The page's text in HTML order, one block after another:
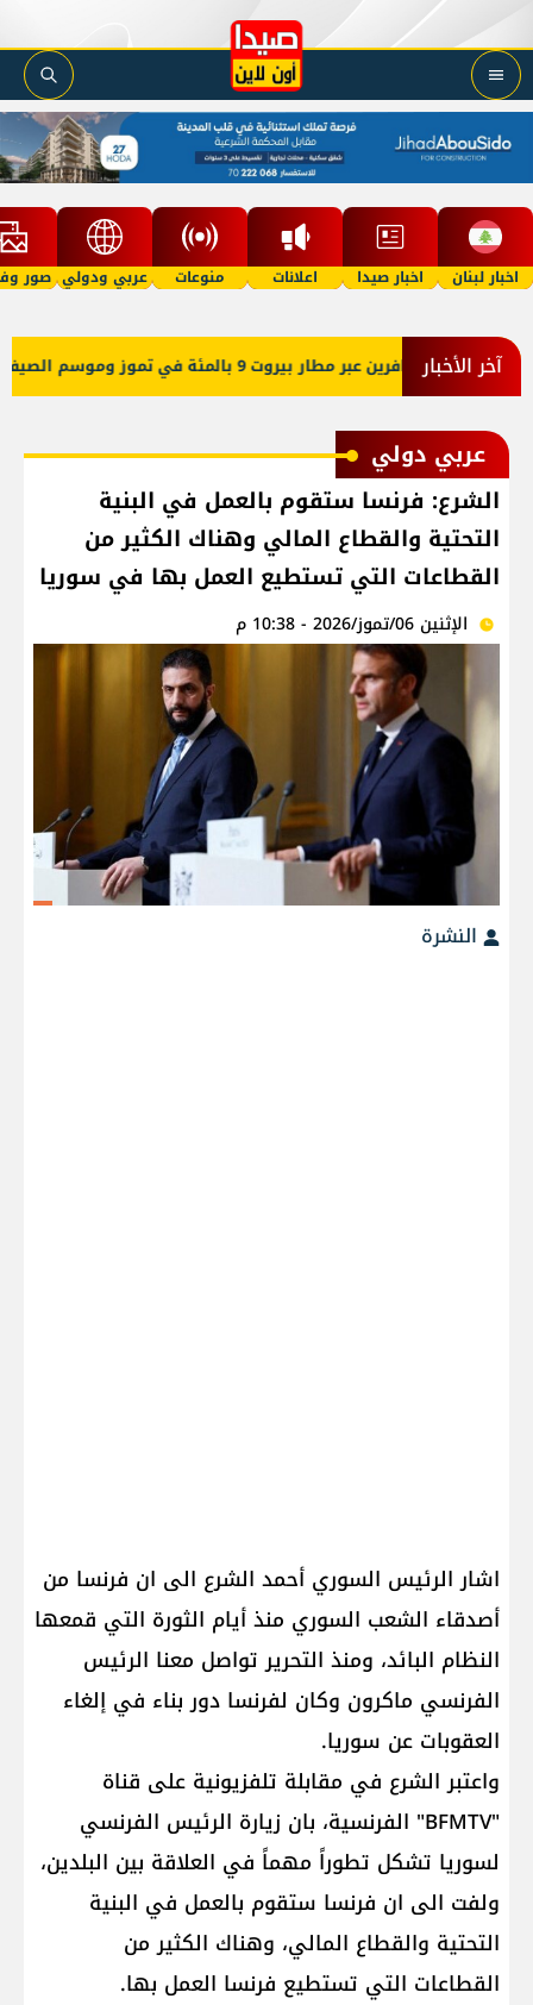
اخبار لبنان اخبار صيدا اعلانات منوعات عربي ودولي صور
آخر الأخبار
عبر مطار بيروت 9 بالمئة في تموز وموسم الصيف دون مستويات 2025
عربي دولي
الشرع: فرنسا ستقوم بالعمل في البنية
التحتية والقطاع ‏المالي وهناك الكثير من
القطاعات التي تستطيع ‏العمل بها‎ في سوريا
الإثنين 06/تموز/2026 - 10:38 م
النشرة
اشار الرئيس السوري ​أحمد الشرع​ الى ان ​فرنسا​ من
أصدقاء الشعب السوري منذ أيام الثورة التي قمعها
النظام البائد، ومنذ التحرير تواصل معنا الرئيس
الفرنسي ماكرون وكان لفرنسا دور بناء في إلغاء
العقوبات عن سوريا.
واعتبر الشرع في مقابلة تلفزيونية على قناة
"BFMTV" الفرنسية، بان زيارة الرئيس الفرنسي
لسوريا تشكل تطوراً ‏مهماً في العلاقة بين البلدين‎،
ولفت الى ان ‏فرنسا ستقوم بالعمل في البنية
التحتية والقطاع ‏المالي، وهناك الكثير من
القطاعات التي تستطيع ‏فرنسا العمل بها‎.